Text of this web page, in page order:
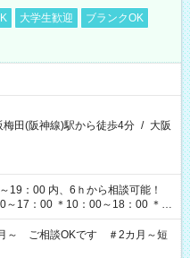
大学生歓迎
ブランクOK
梅田(阪神線)駅から徒歩4分 / 大阪
：00 内、6ｈから相談可能！
～17：00 ＊10：00～18：00 ＊
19：00 ＊13：00～19：00
月～ ご相談OKです ＃2カ月～短